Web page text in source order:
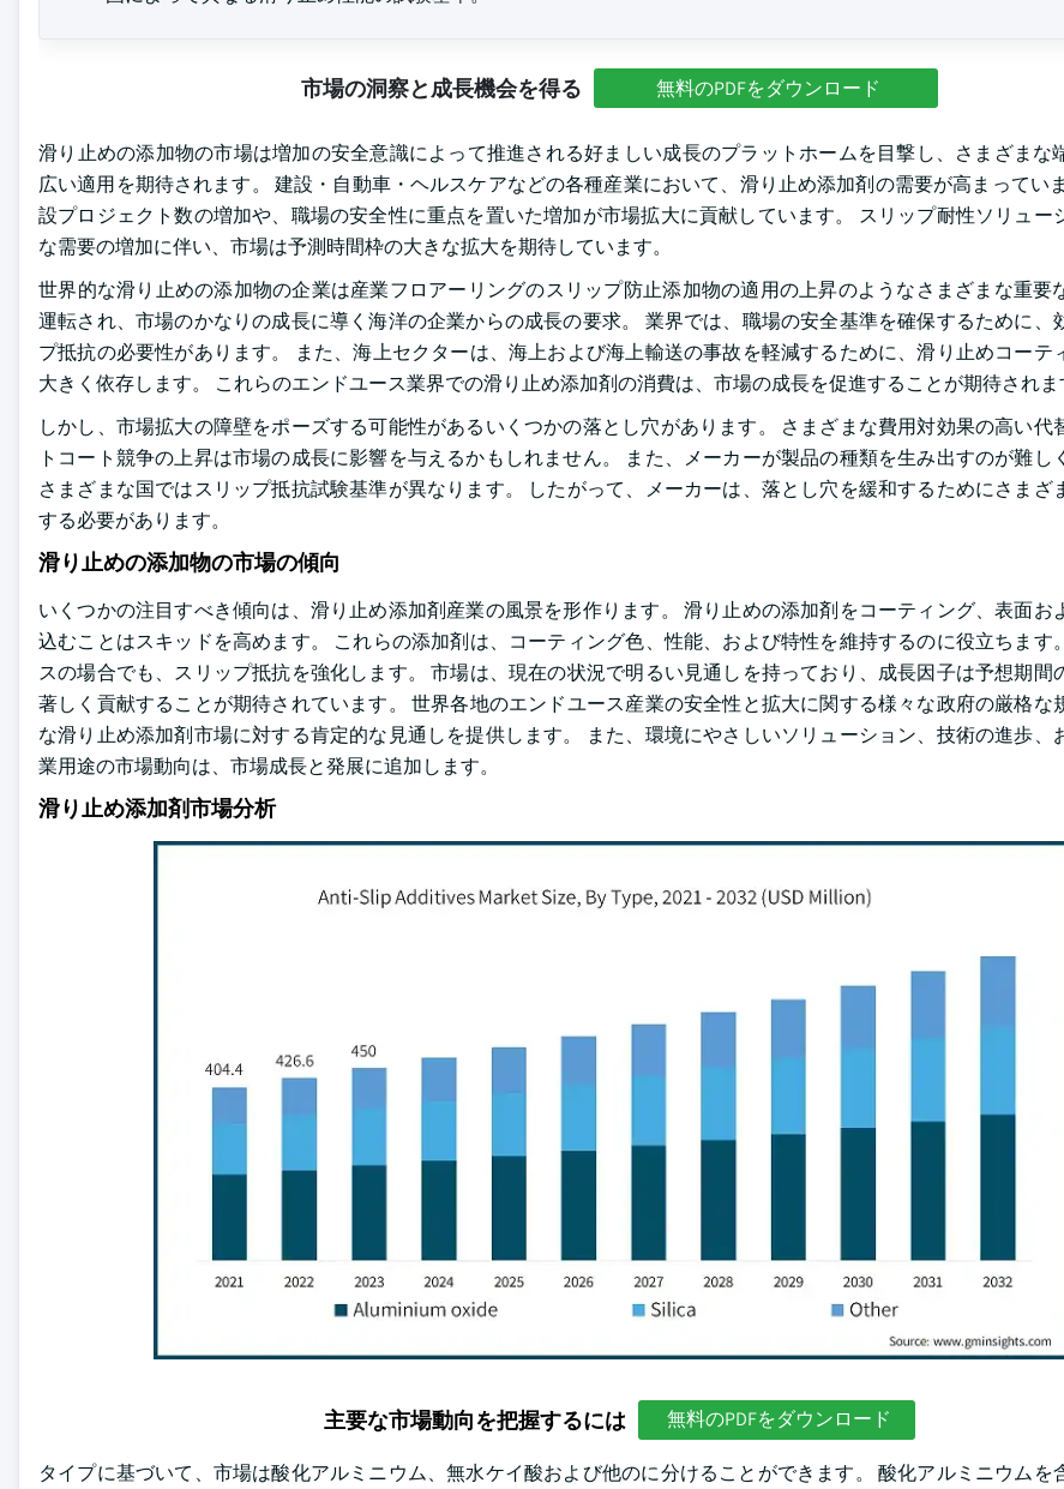
市場の洞察と成長機会を得る 無料のPDFをダウンロード
滑り止めの添加物の市場は増加の安全意識によって推進される好ましい成長のプラットホームを目撃し、さまざまな
広い適用を期待されます。 建設・自動車・ヘルスケアなどの各種産業において、滑り止め添加剤の需要が高まってい
設プロジェクト数の増加や、職場の安全性に重点を置いた増加が市場拡大に貢献しています。 スリップ耐性ソリュー
な需要の増加に伴い、市場は予測時間枠の大きな拡大を期待しています。
世界的な滑り止めの添加物の企業は産業フロアーリングのスリップ防止添加物の適用の上昇のようなさまざまな重要
運転され、市場のかなりの成長に導く海洋の企業からの成長の要求。 業界では、職場の安全基準を確保するために、
プ抵抗の必要性があります。 また、海上セクターは、海上および海上輸送の事故を軽減するために、滑り止めコーテ
大きく依存します。 これらのエンドユース業界での滑り止め添加剤の消費は、市場の成長を促進することが期待されま
しかし、市場拡大の障壁をポーズする可能性があるいくつかの落とし穴があります。 さまざまな費用対効果の高い代
トコート競争の上昇は市場の成長に影響を与えるかもしれません。 また、メーカーが製品の種類を生み出すのが難し
さまざまな国ではスリップ抵抗試験基準が異なります。 したがって、メーカーは、落とし穴を緩和するためにさまざ
する必要があります。
滑り止めの添加物の市場の傾向
いくつかの注目すべき傾向は、滑り止め添加剤産業の風景を形作ります。 滑り止めの添加剤をコーティング、表面お
込むことはスキッドを高めます。 これらの添加剤は、コーティング色、性能、および特性を維持するのに役立ちます
スの場合でも、スリップ抵抗を強化します。 市場は、現在の状況で明るい見通しを持っており、成長因子は予想期間
著しく貢献することが期待されています。 世界各地のエンドユース産業の安全性と拡大に関する様々な政府の厳格な
な滑り止め添加剤市場に対する肯定的な見通しを提供します。 また、環境にやさしいソリューション、技術の進歩、
業用途の市場動向は、市場成長と発展に追加します。
滑り止め添加剤市場分析
主要な市場動向を把握するには 無料のPDFをダウンロード
タイプに基づいて、市場は酸化アルミニウム、無水ケイ酸および他のに分けることができます。 酸化アルミニウムを